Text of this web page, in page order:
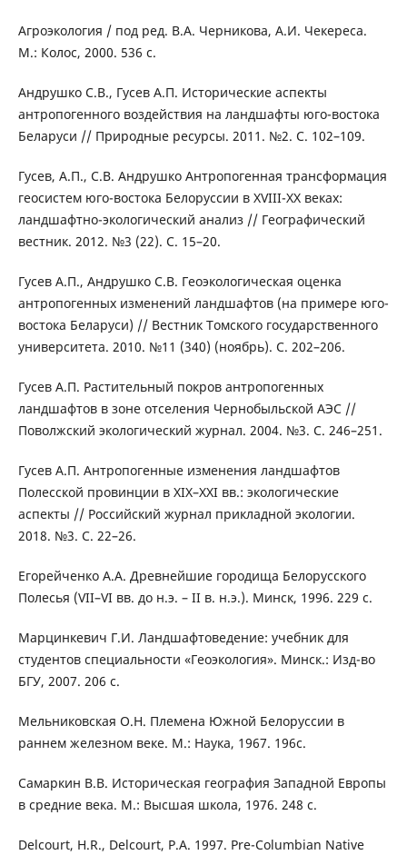
Агроэкология / под ред. В.А. Черникова, А.И. Чекереса.
М.: Колос, 2000. 536 с.
Андрушко С.В., Гусев А.П. Исторические аспекты
антропогенного воздействия на ландшафты юго-востока
Беларуси // Природные ресурсы. 2011. №2. С. 102–109.
Гусев, А.П., С.В. Андрушко Антропогенная трансформация
геосистем юго-востока Белоруссии в XVIII-XX веках:
ландшафтно-экологический анализ // Географический
вестник. 2012. №3 (22). С. 15–20.
Гусев А.П., Андрушко С.В. Геоэкологическая оценка
антропогенных изменений ландшафтов (на примере юго-
востока Беларуси) // Вестник Томского государственного
университета. 2010. №11 (340) (ноябрь). С. 202–206.
Гусев А.П. Растительный покров антропогенных
ландшафтов в зоне отселения Чернобыльской АЭС //
Поволжский экологический журнал. 2004. №3. С. 246–251.
Гусев А.П. Антропогенные изменения ландшафтов
Полесской провинции в XIX–XXI вв.: экологические
аспекты // Российский журнал прикладной экологии.
2018. №3. С. 22–26.
Егорейченко А.А. Древнейшие городища Белорусского
Полесья (VII–VI вв. до н.э. – II в. н.э.). Минск, 1996. 229 с.
Марцинкевич Г.И. Ландшафтоведение: учебник для
студентов специальности «Геоэкология». Минск.: Изд-во
БГУ, 2007. 206 с.
Мельниковская О.Н. Племена Южной Белоруссии в
раннем железном веке. М.: Наука, 1967. 196с.
Самаркин В.В. Историческая география Западной Европы
в средние века. М.: Высшая школа, 1976. 248 с.
Delcourt, H.R., Delcourt, P.A. 1997. Pre-Columbian Native